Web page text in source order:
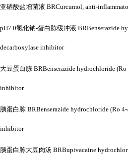
亚硒酸盐增菌液 BRCurcumol, anti-
pH7.0氯化钠-蛋白胨缓冲液 BRBenserazide
decarboxylase inhibitor
大豆蛋白胨 BRBenserazide hydrochloride (Ro
inhibitor
胰蛋白胨 BRBenserazide hydrochloride (Ro
inhibitor
胰蛋白胨大豆肉汤 BRBupivacaine